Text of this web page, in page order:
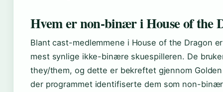
Hvem er non-binær i House of the
Blant cast-medlemmene i House of the Dragon er
mest synlige ikke-binære skuespilleren. De
they/them, og dette er bekreftet gjennom
der programmet identifiserte dem som non-